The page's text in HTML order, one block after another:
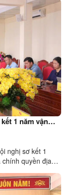
viên Chi bộ Ban
1 năm vận
địa
nghị sơ kết 1
quyền địa
Sơn, tham dự